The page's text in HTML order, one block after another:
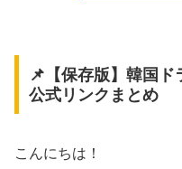
📌【保存版】韓国
公式リンクまとめ
こんにちは！